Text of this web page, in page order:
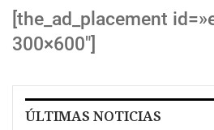
[the_ad_placement
300×600″]
ÚLTIMAS NOTICIAS